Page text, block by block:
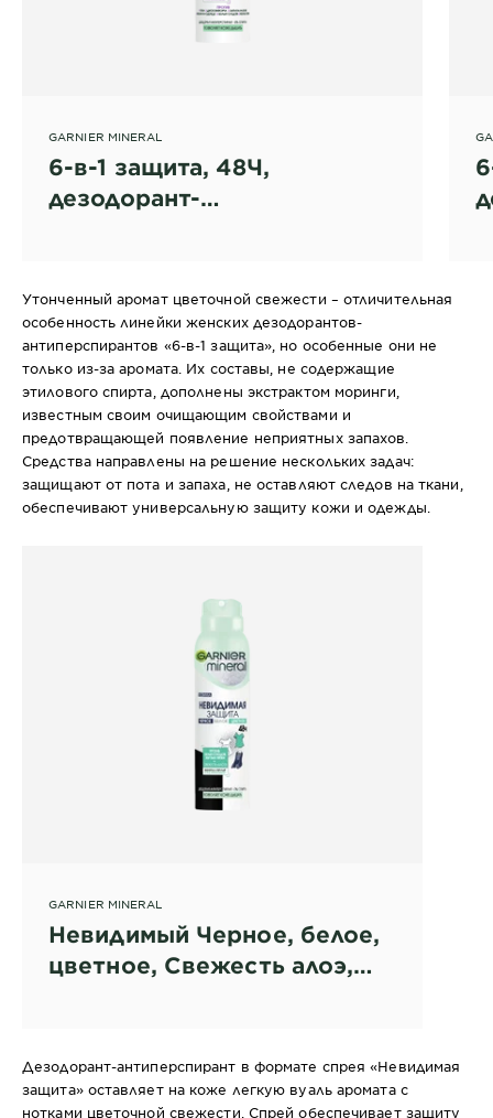
GARNIER MINERAL
6-в-1 защита, 48Ч,
дезодорант-
Утонченный аромат цветочной свежести – отличительная
особенность линейки женских дезодорантов-
антиперспирантов «6-в-1 защита», но особенные они не
только из-за аромата. Их составы, не содержащие
этилового спирта, дополнены экстрактом моринги,
известным своим очищающим свойствами и
предотвращающей появление неприятных запахов.
Средства направлены на решение нескольких задач:
защищают от пота и запаха, не оставляют следов на ткани,
обеспечивают универсальную защиту кожи и одежды.
GARNIER MINERAL
Невидимый Черное, белое,
цветное, Свежесть алоэ,
Дезодорант-антиперспирант в формате спрея «Невидимая
защита» оставляет на коже легкую вуаль аромата с
нотками цветочной свежести. Спрей обеспечивает защиту